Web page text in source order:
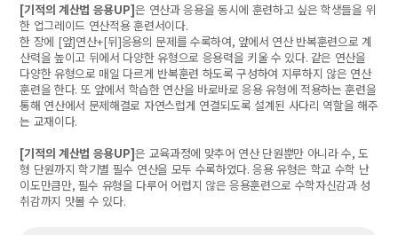
[기적의 계산법 응용UP]은 연산과 응용을 동시에 훈련하고 싶은 학생들을 위
한 업그레이드 연산적용 훈련서이다.
한 장에 [앞]연산+[뒤]응용의 문제를 수록하여, 앞에서 연산 반복훈련으로 계
산력을 높이고 뒤에서 다양한 유형으로 응용력을 키울 수 있다. 같은 연산을
다양한 유형으로 매일 다르게 반복훈련 하도록 구성하여 지루하지 않은 연산
훈련을 한다. 또 앞에서 학습한 연산을 바로바로 응용 유형에 적용하는 훈련을
통해 연산에서 문제해결로 자연스럽게 연결되도록 설계된 사다리 역할을 해주
는 교재이다.
[기적의 계산법 응용UP]은 교육과정에 맞추어 연산 단원뿐만 아니라 수,도
형 단원까지 학기별 필수 연산을 모두 수록하였다. 응용 유형은 학교 수학 난
이도만큼만, 필수 유형을 다루어 어렵지 않은 응용훈련으로 수학자신감과 성
취감까지 맛볼 수 있다.